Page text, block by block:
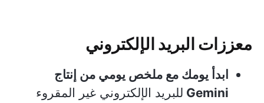
معززات البريد الإلكتروني
ابدأ يومك مع ملخص يومي من إنتاج
Gemini للبريد الإلكتروني غير المقروء